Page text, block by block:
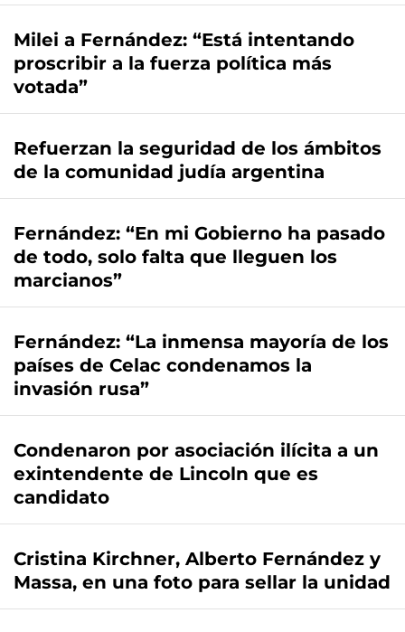
Milei a Fernández: “Está intentando
proscribir a la fuerza política más
votada”
Refuerzan la seguridad de los ámbitos
de la comunidad judía argentina
Fernández: “En mi Gobierno ha pasado
de todo, solo falta que lleguen los
marcianos”
Fernández: “La inmensa mayoría de los
países de Celac condenamos la
invasión rusa”
Condenaron por asociación ilícita a un
exintendente de Lincoln que es
candidato
Cristina Kirchner, Alberto Fernández y
Massa, en una foto para sellar la unidad